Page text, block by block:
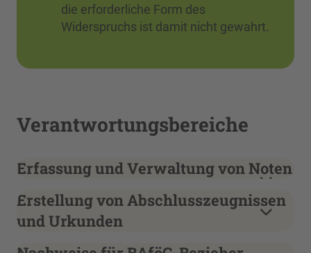
die erforderliche Form des
Widerspruchs ist damit nicht gewahrt.
Verantwortungsbereiche
Erfassung und Verwaltung von Noten
Erstellung von Abschlusszeugnissen
und Urkunden